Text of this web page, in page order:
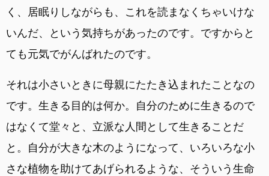
く、居眠りしながらも、これを読まなくちゃいけな
いんだ、という気持ちがあったのです。ですからと
ても元気でがんばれたのです。
それは小さいときに母親にたたき込まれたことなの
です。生きる目的は何か。自分のために生きるので
はなくて堂々と、立派な人間として生きることだ
と。自分が大きな木のようになって、いろいろな小
さな植物を助けてあげられるような、そういう生命